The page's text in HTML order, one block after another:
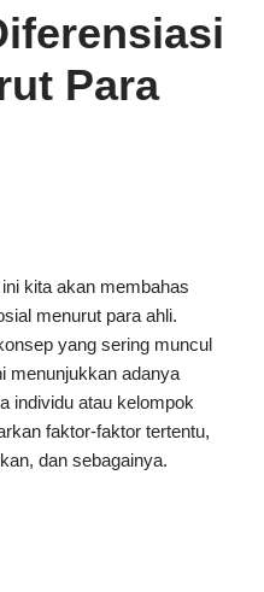
Para
kita akan membahas
menurut para ahli.
yang sering muncul
menunjukkan adanya
individu atau kelompok
faktor-faktor tertentu,
dan sebagainya.